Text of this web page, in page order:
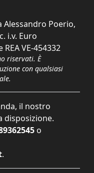
Alessandro Poerio,
i.v. Euro
REA VE-454332
riservati. È
con qualsiasi
il nostro
disposizione.
o
.